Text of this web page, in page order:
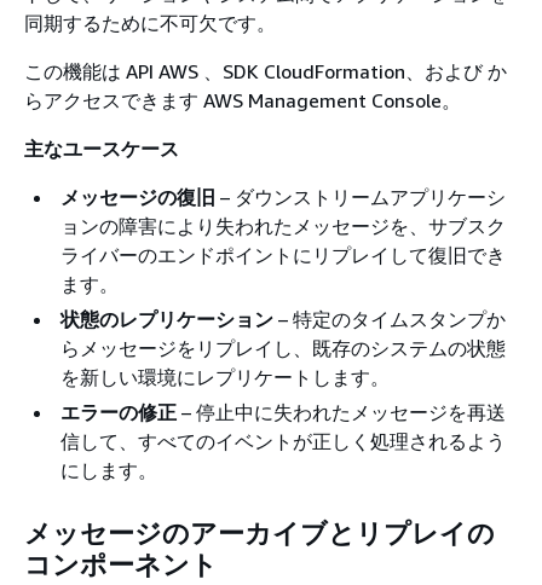
同期するために不可欠です。
この機能は API AWS 、SDK CloudFormation、および か
らアクセスできます AWS Management Console。
主なユースケース
メッセージの復旧 – ダウンストリームアプリケーシ
ョンの障害により失われたメッセージを、サブスク
ライバーのエンドポイントにリプレイして復旧でき
ます。
状態のレプリケーション – 特定のタイムスタンプか
らメッセージをリプレイし、既存のシステムの状態
を新しい環境にレプリケートします。
エラーの修正 – 停止中に失われたメッセージを再送
信して、すべてのイベントが正しく処理されるよう
にします。
メッセージのアーカイブとリプレイの
コンポーネント